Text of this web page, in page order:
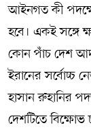
আইনগত কী
হবে। একই সঙ্গে
কোন পাঁচ দেশ
ইরানের সর্বোচ্চ
হাসান রুহানির
দেশটিতে বিক্ষোভ